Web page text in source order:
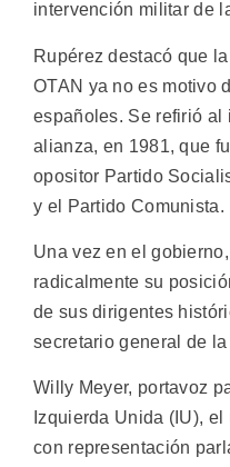
intervención militar de
Rupérez destacó que
OTAN ya no es motivo
españoles. Se refirió al
alianza, en 1981, que
opositor Partido
y el Partido Comunista.
Una vez en el
radicalmente su
de sus dirigentes
secretario general de
Willy Meyer, portavoz
Izquierda Unida (IU),
con representación